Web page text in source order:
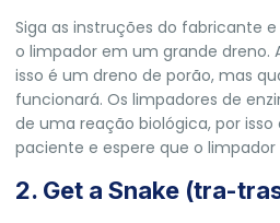
Siga as instruções do fabricante
o limpador em um grande dreno.
isso é um dreno de porão, mas
funcionará. Os limpadores de
de uma reação biológica, por
paciente e espere que o
2. Get a Snake (tra-